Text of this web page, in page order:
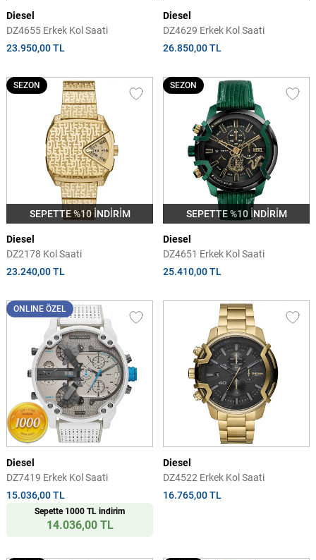
Diesel
DZ4655 Erkek Kol Saati
23.950,00 TL
Diesel
DZ4629 Erkek Kol Saati
26.850,00 TL
SEPETTE %10 İNDİRİM
SEZON
Diesel
DZ2178 Kol Saati
23.240,00 TL
SEPETTE %10 İNDİRİM
SEZON
Diesel
DZ4651 Erkek Kol Saati
25.410,00 TL
ONLINE ÖZEL
Diesel
DZ7419 Erkek Kol Saati
15.036,00 TL
Sepette 1000 TL indirim
14.036,00 TL
Diesel
DZ4522 Erkek Kol Saati
16.765,00 TL